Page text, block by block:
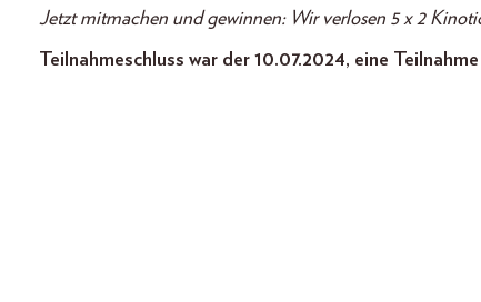
Jetzt mitmachen und gewinnen: Wir verlosen 5 x 2
Teilnahmeschluss war der 10.07.2024, eine